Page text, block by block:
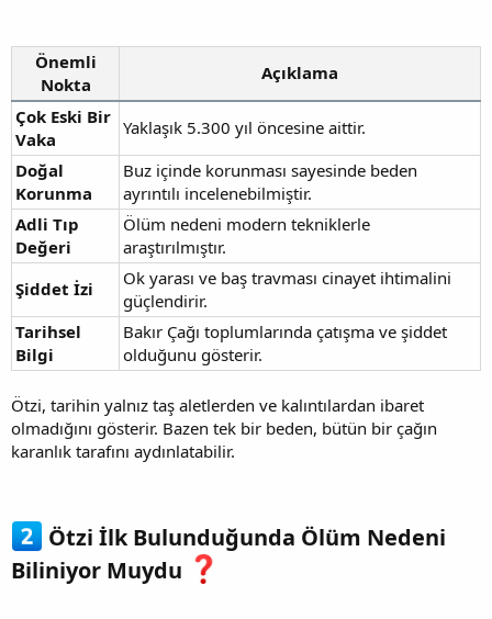
Önemli
Nokta
Açıklama
Çok Eski Bir
Vaka
Yaklaşık 5.300 yıl öncesine aittir.
Doğal
Korunma
Buz içinde korunması sayesinde beden
ayrıntılı incelenebilmiştir.
Adli Tıp
Değeri
Ölüm nedeni modern tekniklerle
araştırılmıştır.
Şiddet İzi
Ok yarası ve baş travması cinayet ihtimalini
güçlendirir.
Tarihsel
Bilgi
Bakır Çağı toplumlarında çatışma ve şiddet
olduğunu gösterir.
Ötzi, tarihin yalnız taş aletlerden ve kalıntılardan ibaret
olmadığını gösterir. Bazen tek bir beden, bütün bir çağın
karanlık tarafını aydınlatabilir.
Ötzi İlk Bulunduğunda Ölüm Nedeni
Biliniyor Muydu